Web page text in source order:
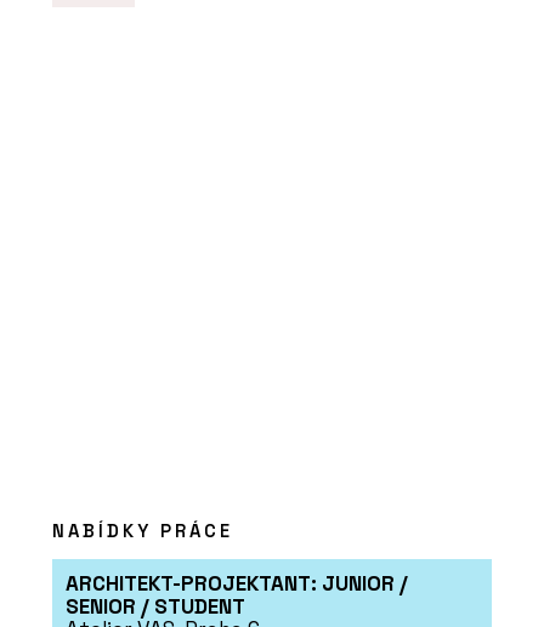
NABÍDKY PRÁCE
ARCHITEKT-PROJEKTANT: JUNIOR /
SENIOR / STUDENT